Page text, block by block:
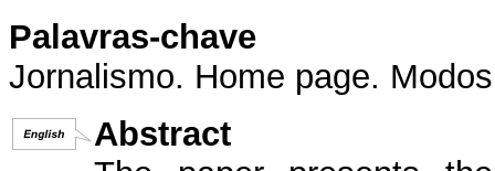
Palavras-chave
Jornalismo. Home page.
Abstract